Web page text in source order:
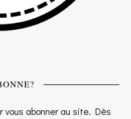
vous abonner au site. Dès